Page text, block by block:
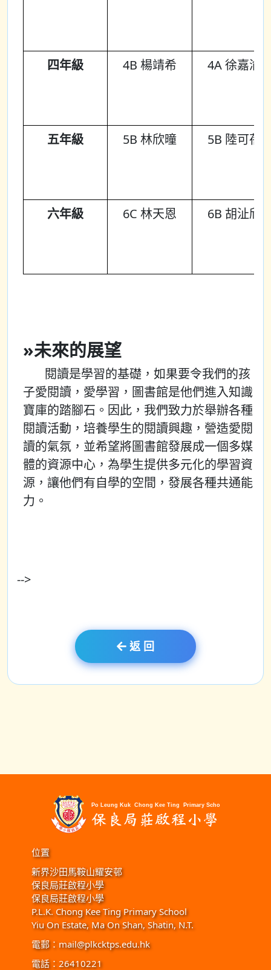
四年級 4B 楊靖希 4A 徐嘉渝
五年級 5B 林欣曈 5B 陸可蓓
六年級 6C 林天恩 6B 胡沚欣
»未來的展望
閱讀是學習的基礎，如果要令我們的孩
子愛閱讀，愛學習，圖書館是他們進入知識
寶庫的踏腳石。因此，我們致力於舉辦各種
閱讀活動，培養學生的閱讀興趣，營造愛閱
讀的氣氛，並希望將圖書館發展成一個多媒
體的資源中心，為學生提供多元化的學習資
源，讓他們有自學的空間，發展各種共通能
力。
-->
返 回
位置
新界沙田馬鞍山耀安邨
保良局莊啟程小學
保良局莊啟程小學
P.L.K. Chong Kee Ting Primary School
Yiu On Estate, Ma On Shan, Shatin, N.T.
電郵： mail@plkcktps.edu.hk
電話：26410221